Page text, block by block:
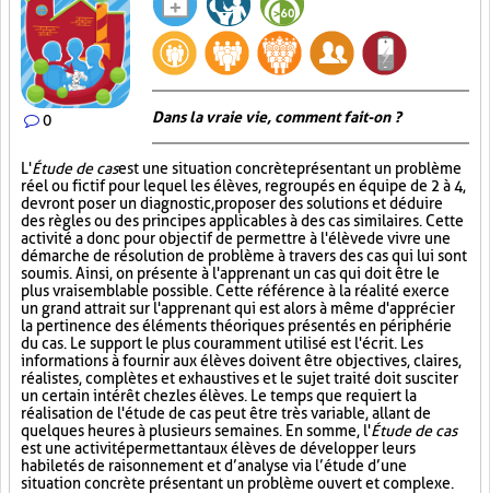
0 Dans la vraie vie, comment fait-on ?
L'Étude de casest une situation concrète présentant un problème
réel ou fictif pour lequel les élèves, regroupés en équipe de 2 à 4,
devront poser un diagnostic, proposer des solutions et déduire
des règles ou des principes applicables à des cas similaires. Cette
activité a donc pour objectif de permettre à l'élève de vivre une
démarche de résolution de problème à travers des cas qui lui sont
soumis. Ainsi, on présente à l'apprenant un cas qui doit être le
plus vraisemblable possible. Cette référence à la réalité exerce
un grand attrait sur l'apprenant qui est alors à même d'apprécier
la pertinence des éléments théoriques présentés en périphérie
du cas. Le support le plus couramment utilisé est l'écrit. Les
informations à fournir aux élèves doivent être objectives, claires,
réalistes, complètes et exhaustives et le sujet traité doit susciter
un certain intérêt chez les élèves. Le temps que requiert la
réalisation de l'étude de cas peut être très variable, allant de
quelques heures à plusieurs semaines. En somme, l'Étude de cas
est une activité permettant aux élèves de développer leurs
habiletés de raisonnement et d’analyse via l’étude d’une
situation concrète présentant un problème ouvert et complexe.